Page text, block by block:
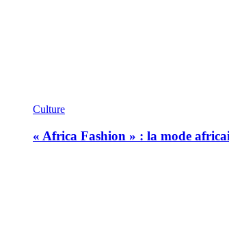
Culture
« Africa Fashion » : la mode